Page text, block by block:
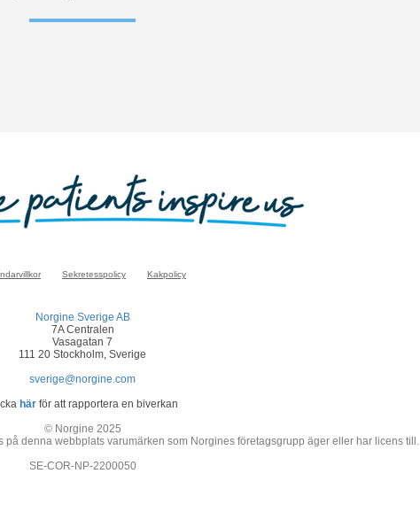
Sekretesspolicy Kakpolicy
Norgine Sverige AB
7A Centralen
Vasagatan 7
111 20 Stockholm, Sverige
sverige@norgine.com
härför att rapportera en biverkan
© Norgine 2025
denna webbplats varumärken som Norgines företagsgrupp äger eller har licens till.
SE-COR-NP-2200050